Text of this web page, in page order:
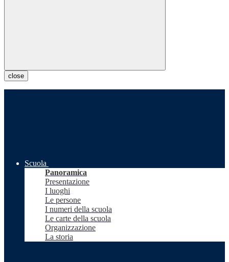
close
Scuola
Panoramica
Presentazione
I luoghi
Le persone
I numeri della scuola
Le carte della scuola
Organizzazione
La storia